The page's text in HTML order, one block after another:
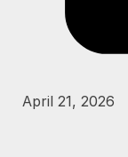
April 21, 2026